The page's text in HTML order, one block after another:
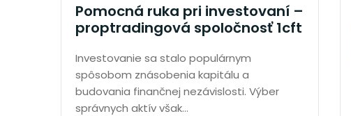
Pomocná ruka pri investovaní –
proptradingová spoločnosť 1cft
Investovanie sa stalo populárnym
spôsobom znásobenia kapitálu a
budovania finančnej nezávislosti. Výber
správnych aktív však…